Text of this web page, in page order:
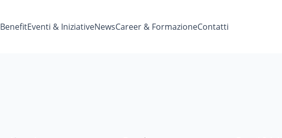
BenefitEventi & IniziativeNewsCareer & FormazioneContatti